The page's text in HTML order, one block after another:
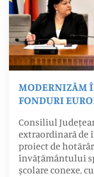
MODERNIZĂM
FONDURI
Consiliul
extraordinară de
proiect de
învățământului
școlare conexe,